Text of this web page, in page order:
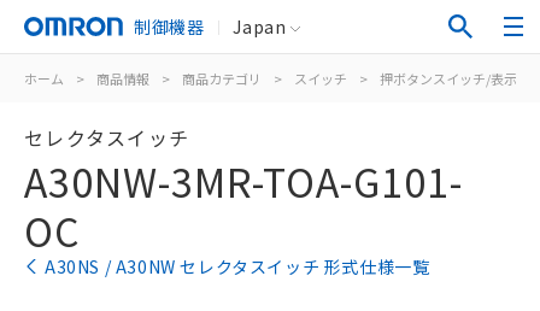
制御機器 Japan
ホーム > 商品情報 > 商品カテゴリ > スイッチ > 押ボタンスイッチ/表示灯
セレクタスイッチ
A30NW-3MR-TOA-G101-
OC
A30NS / A30NW セレクタスイッチ 形式仕様一覧